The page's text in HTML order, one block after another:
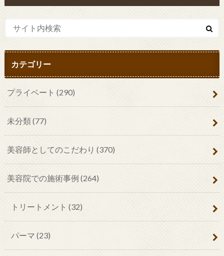
カテゴリー
プライベート (290)
未分類(77)
美容師としてのこだわり (370)
美容院での施術事例 (264)
トリートメント (32)
パーマ (23)